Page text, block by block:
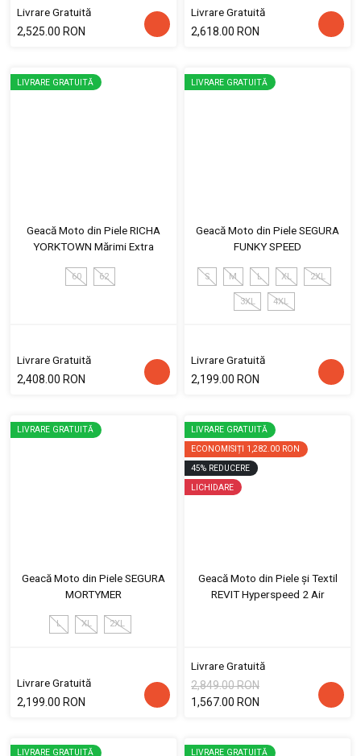
Livrare Gratuită
2,525.00 RON
Livrare Gratuită
2,618.00 RON
LIVRARE GRATUITĂ
Geacă Moto din Piele RICHA
YORKTOWN Mărimi Extra
60 62
Livrare Gratuită
2,408.00 RON
LIVRARE GRATUITĂ
Geacă Moto din Piele SEGURA
FUNKY SPEED
S M L XL 2XL
3XL 4XL
Livrare Gratuită
2,199.00 RON
LIVRARE GRATUITĂ
Geacă Moto din Piele SEGURA
MORTYMER
L XL 2XL
Livrare Gratuită
2,199.00 RON
LIVRARE GRATUITĂ
ECONOMISIȚI 1,282.00 RON
45% REDUCERE
LICHIDARE
Geacă Moto din Piele și Textil
REVIT Hyperspeed 2 Air
Livrare Gratuită
2,849.00 RON
1,567.00 RON
LIVRARE GRATUITĂ LIVRARE GRATUITĂ